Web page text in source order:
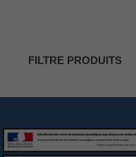
FILTRE PRODUITS